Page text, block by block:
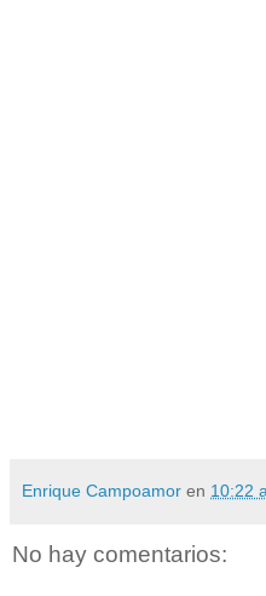
Enrique Campoamor en 10:22
No hay comentarios: